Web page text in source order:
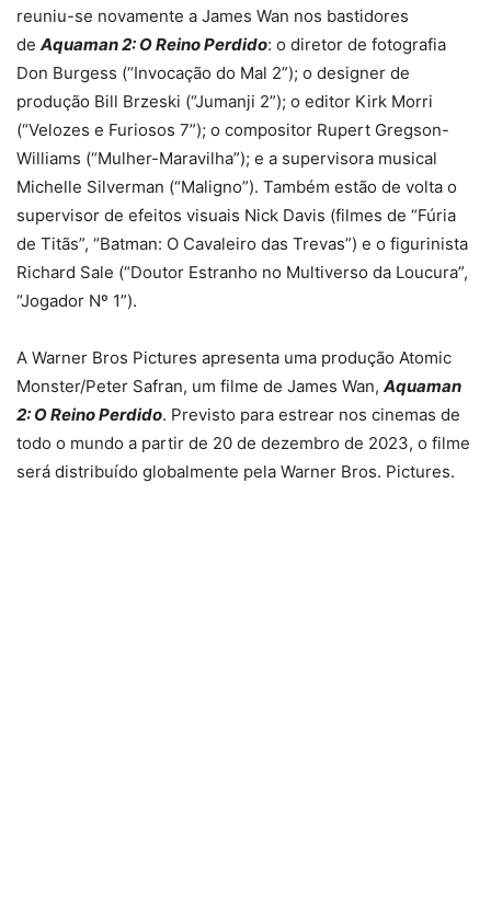
reuniu-se novamente a James Wan nos bastidores
de Aquaman 2: O Reino Perdido: o diretor de fotografia
Don Burgess (“Invocação do Mal 2”); o designer de
produção Bill Brzeski (“Jumanji 2”); o editor Kirk Morri
(“Velozes e Furiosos 7”); o compositor Rupert Gregson-
Williams (“Mulher-Maravilha”); e a supervisora musical
Michelle Silverman (“Maligno”). Também estão de volta o
supervisor de efeitos visuais Nick Davis (filmes de “Fúria
de Titãs”, “Batman: O Cavaleiro das Trevas”) e o figurinista
Richard Sale (“Doutor Estranho no Multiverso da Loucura”,
“Jogador Nº 1”).
A Warner Bros Pictures apresenta uma produção Atomic
Monster/Peter Safran, um filme de James Wan, Aquaman
2: O Reino Perdido. Previsto para estrear nos cinemas de
todo o mundo a partir de 20 de dezembro de 2023, o filme
será distribuído globalmente pela Warner Bros. Pictures.